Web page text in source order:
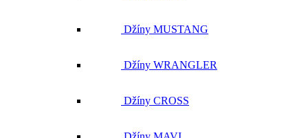
Džíny MUSTANG
Džíny WRANGLER
Džíny CROSS